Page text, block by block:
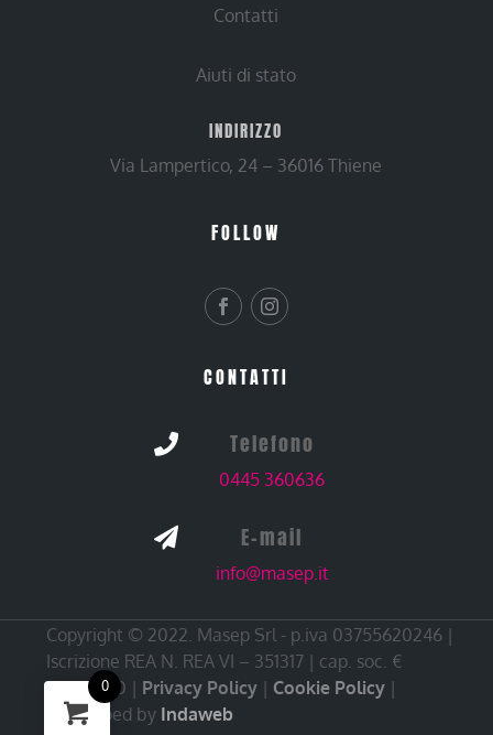
Contatti
Aiuti di stato
INDIRIZZO
Via Lampertico, 24 – 36016 Thiene
FOLLOW
CONTATTI
 Telefono
0445 360636
 E-mail
info@masep.it
Copyright © 2022. Masep Srl - p.iva 03755620246 |
Iscrizione REA N. REA VI – 351317 | cap. soc. €
10.000,00 | Privacy Policy | Cookie Policy |
Developed by Indaweb
0